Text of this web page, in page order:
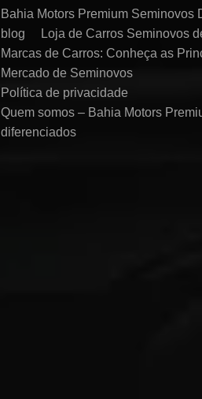
Bahia Motors Premium Seminovos
blog
Loja de Carros Seminovos
Marcas de Carros: Conheça as
Mercado de Seminovos
Política de privacidade
Quem somos – Bahia Motors
diferenciados